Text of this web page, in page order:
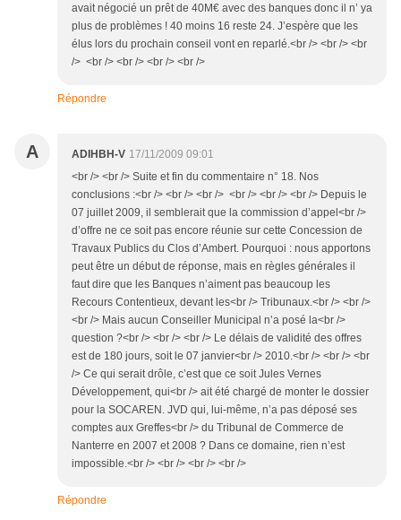
avait négocié un prêt de 40M€ avec des banques donc il n’ ya
plus de problèmes ! 40 moins 16 reste 24. J’espère que les
élus lors du prochain conseil vont en reparlé.<br /> <br /> <br
/> <br /> <br /> <br /> <br />
Répondre
A ADIHBH-V 17/11/2009 09:01
<br /> <br /> Suite et fin du commentaire n° 18. Nos
conclusions :<br /> <br /> <br /> <br /> <br /> <br /> Depuis le
07 juillet 2009, il semblerait que la commission d’appel<br />
d’offre ne ce soit pas encore réunie sur cette Concession de
Travaux Publics du Clos d’Ambert. Pourquoi : nous apportons
peut être un début de réponse, mais en règles générales il
faut dire que les Banques n’aiment pas beaucoup les
Recours Contentieux, devant les<br /> Tribunaux.<br /> <br />
<br /> Mais aucun Conseiller Municipal n’a posé la<br />
question ?<br /> <br /> <br /> Le délais de validité des offres
est de 180 jours, soit le 07 janvier<br /> 2010.<br /> <br /> <br
/> Ce qui serait drôle, c’est que ce soit Jules Vernes
Développement, qui<br /> ait été chargé de monter le dossier
pour la SOCAREN. JVD qui, lui-même, n’a pas déposé ses
comptes aux Greffes<br /> du Tribunal de Commerce de
Nanterre en 2007 et 2008 ? Dans ce domaine, rien n’est
impossible.<br /> <br /> <br /> <br />
Répondre